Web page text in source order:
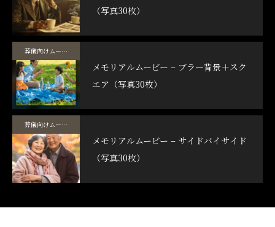
（写真30枚）
葬儀向けムービーテンプレート
メモリアルムービー – ブラー背景＋スク
エア（写真30枚）
葬儀向けムービーテンプレート
メモリアルムービー – サイドバイサイド
（写真30枚）